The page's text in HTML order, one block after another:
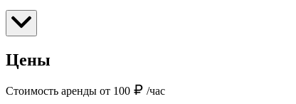
Цены
Стоимость аренды от 100 /час